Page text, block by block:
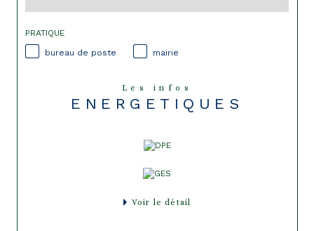
PRATIQUE
bureau de poste
mairie
Les infos
ENERGETIQUES
Voir le détail